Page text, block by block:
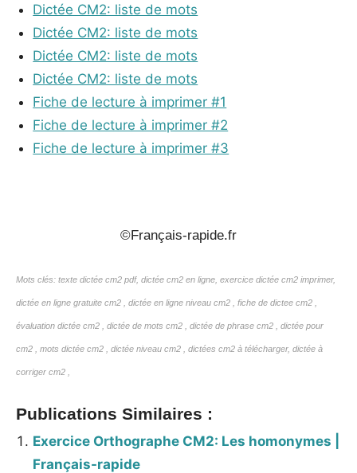
Dictée CM2: liste de mots
Dictée CM2: liste de mots
Dictée CM2: liste de mots
Dictée CM2: liste de mots
Fiche de lecture à imprimer #1
Fiche de lecture à imprimer #2
Fiche de lecture à imprimer #3
©Français-rapide.fr
Mots clés: texte dictée cm2 pdf, dictée cm2 en ligne, exercice dictée cm2 imprimer,
dictée en ligne gratuite cm2 , dictée en ligne niveau cm2 , fiche de dictee cm2 ,
évaluation dictée cm2 , dictée de mots cm2 , dictée de phrase cm2 , dictée pour
cm2 , mots dictée cm2 , dictée niveau cm2 , dictées cm2 à télécharger, dictée à
corriger cm2 ,
Publications Similaires :
Exercice Orthographe CM2: Les homonymes |
Français-rapide